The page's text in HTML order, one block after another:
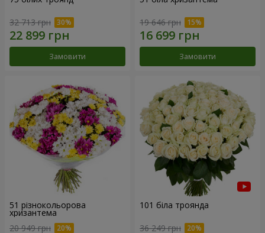
32 713 грн
Замовити
19 646 грн
Замовити
51 різнокольорова
хризантема
20 949 грн
101 біла троянда
36 249 грн